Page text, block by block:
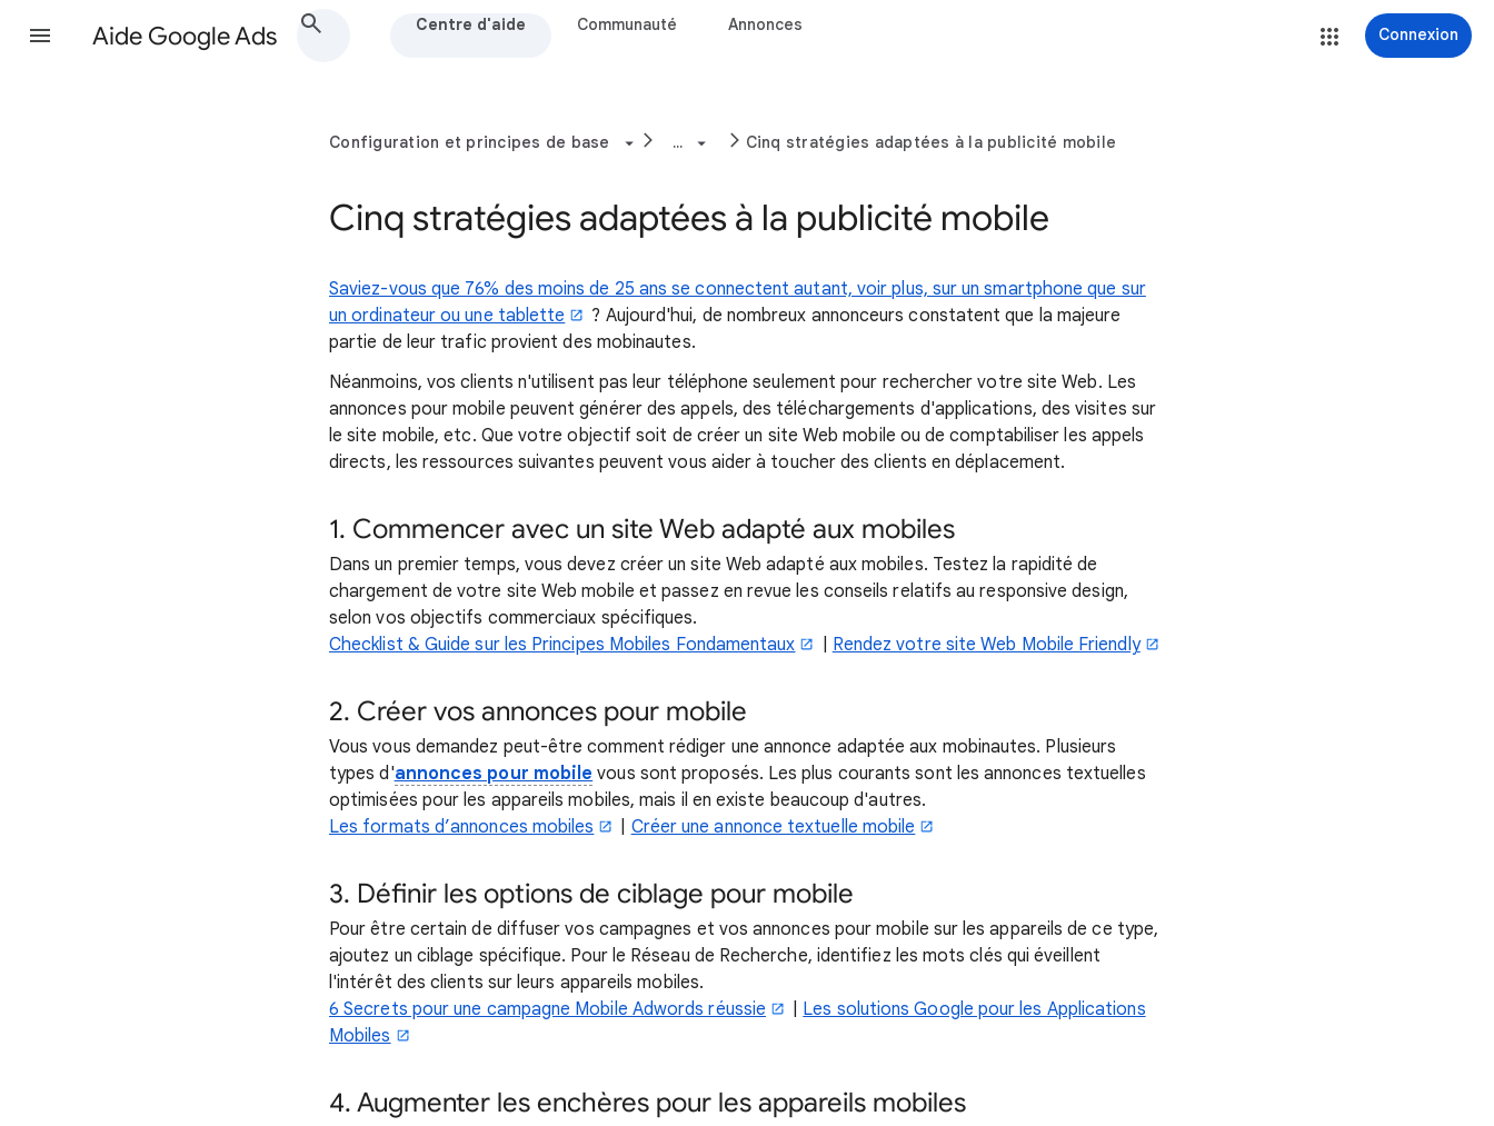
Aide Google Ads Centre d'aide Communauté Annonces Connexion
Configuration et principes de base ... Cinq stratégies adaptées à la publicité mobile
Cinq stratégies adaptées à la publicité mobile
Saviez-vous que 76% des moins de 25 ans se connectent autant, voir plus, sur un smartphone que sur
un ordinateur ou une tablette
? Aujourd'hui, de nombreux annonceurs constatent que la majeure
partie de leur trafic provient des mobinautes.
Néanmoins, vos clients n'utilisent pas leur téléphone seulement pour rechercher votre site Web. Les
annonces pour mobile peuvent générer des appels, des téléchargements d'applications, des visites sur
le site mobile, etc. Que votre objectif soit de créer un site Web mobile ou de comptabiliser les appels
directs, les ressources suivantes peuvent vous aider à toucher des clients en déplacement.
1. Commencer avec un site Web adapté aux mobiles
Dans un premier temps, vous devez créer un site Web adapté aux mobiles. Testez la rapidité de
chargement de votre site Web mobile et passez en revue les conseils relatifs au responsive design,
selon vos objectifs commerciaux spécifiques.
Checklist & Guide sur les Principes Mobiles Fondamentaux
Rendez votre site Web Mobile Friendly
2. Créer vos annonces pour mobile
Vous vous demandez peut-être comment rédiger une annonce adaptée aux mobinautes. Plusieurs
types d'annonces pour mobile vous sont proposés. Les plus courants sont les annonces textuelles
optimisées pour les appareils mobiles, mais il en existe beaucoup d'autres.
Les formats d’annonces mobiles
Créer une annonce textuelle mobile
3. Définir les options de ciblage pour mobile
Pour être certain de diffuser vos campagnes et vos annonces pour mobile sur les appareils de ce type,
ajoutez un ciblage spécifique. Pour le Réseau de Recherche, identifiez les mots clés qui éveillent
l'intérêt des clients sur leurs appareils mobiles.
6 Secrets pour une campagne Mobile Adwords réussie
Les solutions Google pour les Applications
Mobiles
4. Augmenter les enchères pour les appareils mobiles